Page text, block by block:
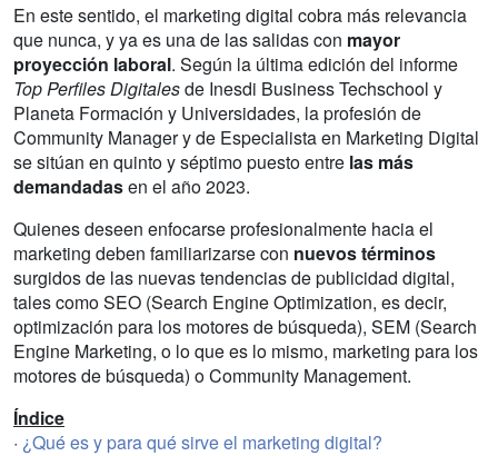
En este sentido, el marketing digital cobra más relevancia
que nunca, y ya es una de las salidas con mayor
proyección laboral. Según la última edición del informe
Top Perfiles Digitalesde Inesdi Business Techschool y
Planeta Formación y Universidades, la profesión de
Community Manager y de Especialista en Marketing Digital
se sitúan en quinto y séptimo puesto entre las más
demandadasen el año 2023.
Quienes deseen enfocarse profesionalmente hacia el
marketing deben familiarizarse con nuevos términos
surgidos de las nuevas tendencias de publicidad digital,
tales como SEO (Search Engine Optimization, es decir,
optimización para los motores de búsqueda), SEM (Search
Engine Marketing, o lo que es lo mismo, marketing para los
motores de búsqueda) o Community Management.
Índice
· ¿Qué es y para qué sirve el marketing digital?